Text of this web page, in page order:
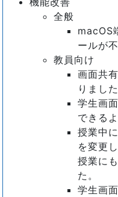
全般
macOS
ールが
教員向け
画面共
りました
学生画
できる
授業中
を変更
授業に
た。
学生画